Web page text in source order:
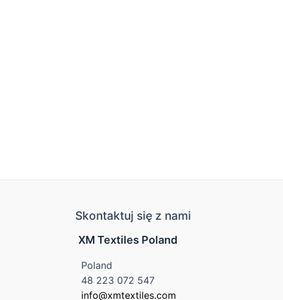
Skontaktuj się z nami
XM Textiles Poland
Poland
48 223 072 547
info@xmtextiles.com